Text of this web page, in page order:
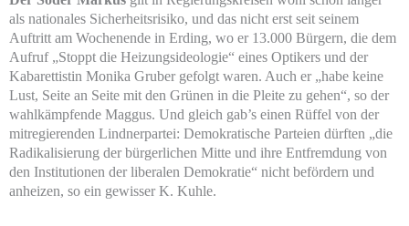
als nationales Sicherheitsrisiko, und das nicht erst seit seinem
Auftritt am Wochenende in Erding, wo er 13.000 Bürgern, die dem
Aufruf „Stoppt die Heizungsideologie“ eines Optikers und der
Kabarettistin Monika Gruber gefolgt waren. Auch er „habe keine
Lust, Seite an Seite mit den Grünen in die Pleite zu gehen“, so der
wahlkämpfende Maggus. Und gleich gab’s einen Rüffel von der
mitregierenden Lindnerpartei: Demokratische Parteien dürften „die
Radikalisierung der bürgerlichen Mitte und ihre Entfremdung von
den Institutionen der liberalen Demokratie“ nicht befördern und
anheizen, so ein gewisser K. Kuhle.